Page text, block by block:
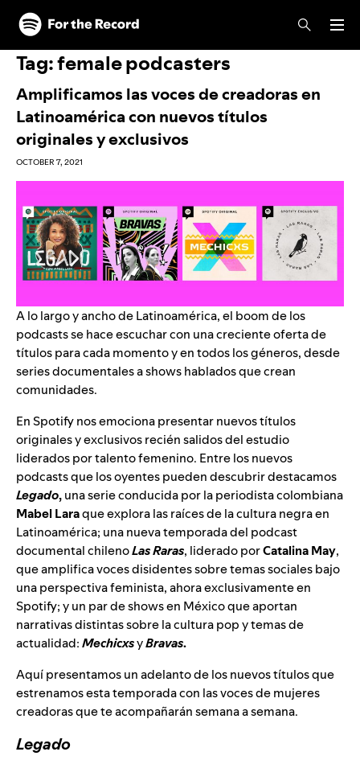
Skip to main content
Skip to footer
Tag:female podcasters
Amplificamos las voces de creadoras en
Latinoamérica con nuevos títulos
originales y exclusivos
OCTOBER 7, 2021
A lo largo y ancho de Latinoamérica, el boom de los
podcasts se hace escuchar con una creciente oferta de
títulos para cada momento y en todos los géneros, desde
series documentales a shows hablados que crean
comunidades.
En Spotify nos emociona presentar nuevos títulos
originales y exclusivos recién salidos del estudio
liderados por talento femenino. Entre los nuevos
podcasts que los oyentes pueden descubrir destacamos
Legado,una serie conducida por la periodista colombiana
MabelLaraque explora las raíces de la cultura negra en
Latinoamérica; una nueva temporada del podcast
documental chilenoLas Raras, liderado porCatalinaMay,
que amplifica voces disidentes sobre temas sociales bajo
una perspectiva feminista, ahora exclusivamente en
Spotify; y un par de shows en México que aportan
narrativas distintas sobre la cultura pop y temas de
actualidad:MechicxsyBravas.
Aquí presentamos un adelanto de los nuevos títulos que
estrenamos esta temporada con las voces de mujeres
creadoras que te acompañarán semana a semana.
Legado